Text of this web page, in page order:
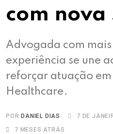
com nova
Advogada com mais
experiência se une
reforçar atuação em
Healthcare.
POR DANIEL DIAS
7 DE
7 MESES ATRÁS